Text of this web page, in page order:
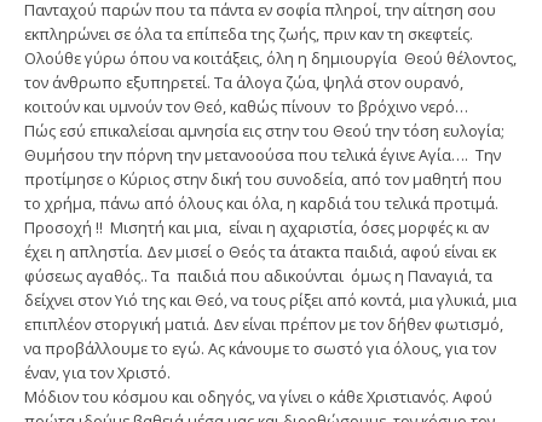
Πανταχού παρών που τα πάντα εν σοφία πληροί, την αίτηση σου
εκπληρώνει σε όλα τα επίπεδα της ζωής, πριν καν τη σκεφτείς.
Ολούθε γύρω όπου να κοιτάξεις, όλη η δημιουργία Θεού θέλοντος,
τον άνθρωπο εξυπηρετεί. Τα άλογα ζώα, ψηλά στον ουρανό,
κοιτούν και υμνούν τον Θεό, καθώς πίνουν το βρόχινο νερό…
Πώς εσύ επικαλείσαι αμνησία εις στην του Θεού την τόση ευλογία;
Θυμήσου την πόρνη την μετανοούσα που τελικά έγινε Αγία…. Την
προτίμησε ο Κύριος στην δική του συνοδεία, από τον μαθητή που
το χρήμα, πάνω από όλους και όλα, η καρδιά του τελικά προτιμά.
Προσοχή !! Μισητή και μια, είναι η αχαριστία, όσες μορφές κι αν
έχει η απληστία. Δεν μισεί ο Θεός τα άτακτα παιδιά, αφού είναι εκ
φύσεως αγαθός.. Τα παιδιά που αδικούνται όμως η Παναγιά, τα
δείχνει στον Υιό της και Θεό, να τους ρίξει από κοντά, μια γλυκιά, μια
επιπλέον στοργική ματιά. Δεν είναι πρέπον με τον δήθεν φωτισμό,
να προβάλλουμε το εγώ. Ας κάνουμε το σωστό για όλους, για τον
έναν, για τον Χριστό.
Μόδιον του κόσμου και οδηγός, να γίνει ο κάθε Χριστιανός. Αφού